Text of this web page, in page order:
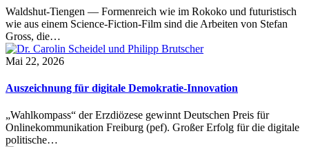
Waldshut-Tiengen — Formenreich wie im Rokoko und futuristisch
wie aus einem Science-Fiction-Film sind die Arbeiten von Stefan
Gross, die…
Mai 22, 2026
Auszeichnung für digitale Demokratie-Innovation
„Wahlkompass“ der Erzdiözese gewinnt Deutschen Preis für
Onlinekommunikation Freiburg (pef). Großer Erfolg für die digitale
politische…